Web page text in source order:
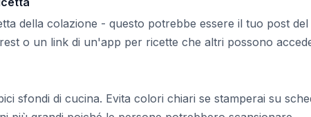
della colazione - questo potrebbe essere il tuo post del
o un link di un'app per ricette che altri possono
sfondi di cucina. Evita colori chiari se stamperai su